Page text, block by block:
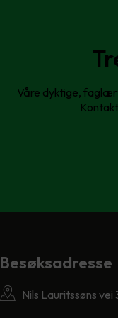
Våre dyktige,
Besøksadresse
Nils Lauritssøns